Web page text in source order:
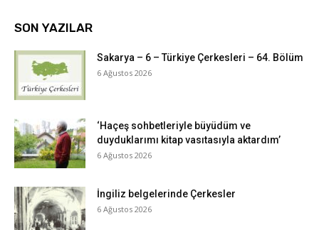
SON YAZILAR
Sakarya – 6 – Türkiye Çerkesleri – 64. Bölüm
6 Ağustos 2026
‘Haçeş sohbetleriyle büyüdüm ve
duyduklarımı kitap vasıtasıyla aktardım’
6 Ağustos 2026
İngiliz belgelerinde Çerkesler
6 Ağustos 2026